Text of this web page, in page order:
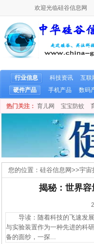
欢迎光临硅谷信息网
行业信息 科技资讯 互联
硬件产品
手机产品 数码
热门关注： 育儿网 宝宝防蚊
您的位置： 硅谷信息网>>宇宙
揭秘：世界
导读：随着科技的飞速发展
与实验装置作为一种先进的科
备的面纱，一探...